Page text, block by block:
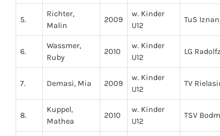
5.
Richter,
Malin
2009
w. Kinder
U12
TuS
6.
Wassmer,
Ruby
2010
w. Kinder
U12
LG
7. Demasi, Mia 2009
w. Kinder
U12
TV
8.
Kuppel,
Mathea
2010
w. Kinder
U12
TSV